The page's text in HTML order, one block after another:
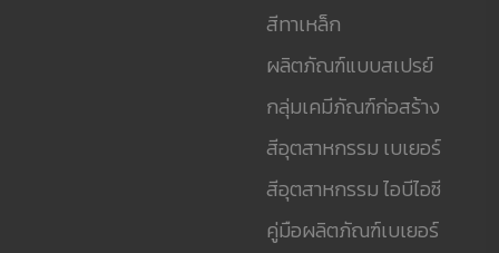
สีทาเหล็ก
ผลิตภัณฑ์แบบสเปรย์
กลุ่มเคมีภัณฑ์ก่อสร้าง
สีอุตสาหกรรม เบเยอร์
สีอุตสาหกรรม ไอบีไอซี
คู่มือผลิตภัณฑ์เบเยอร์